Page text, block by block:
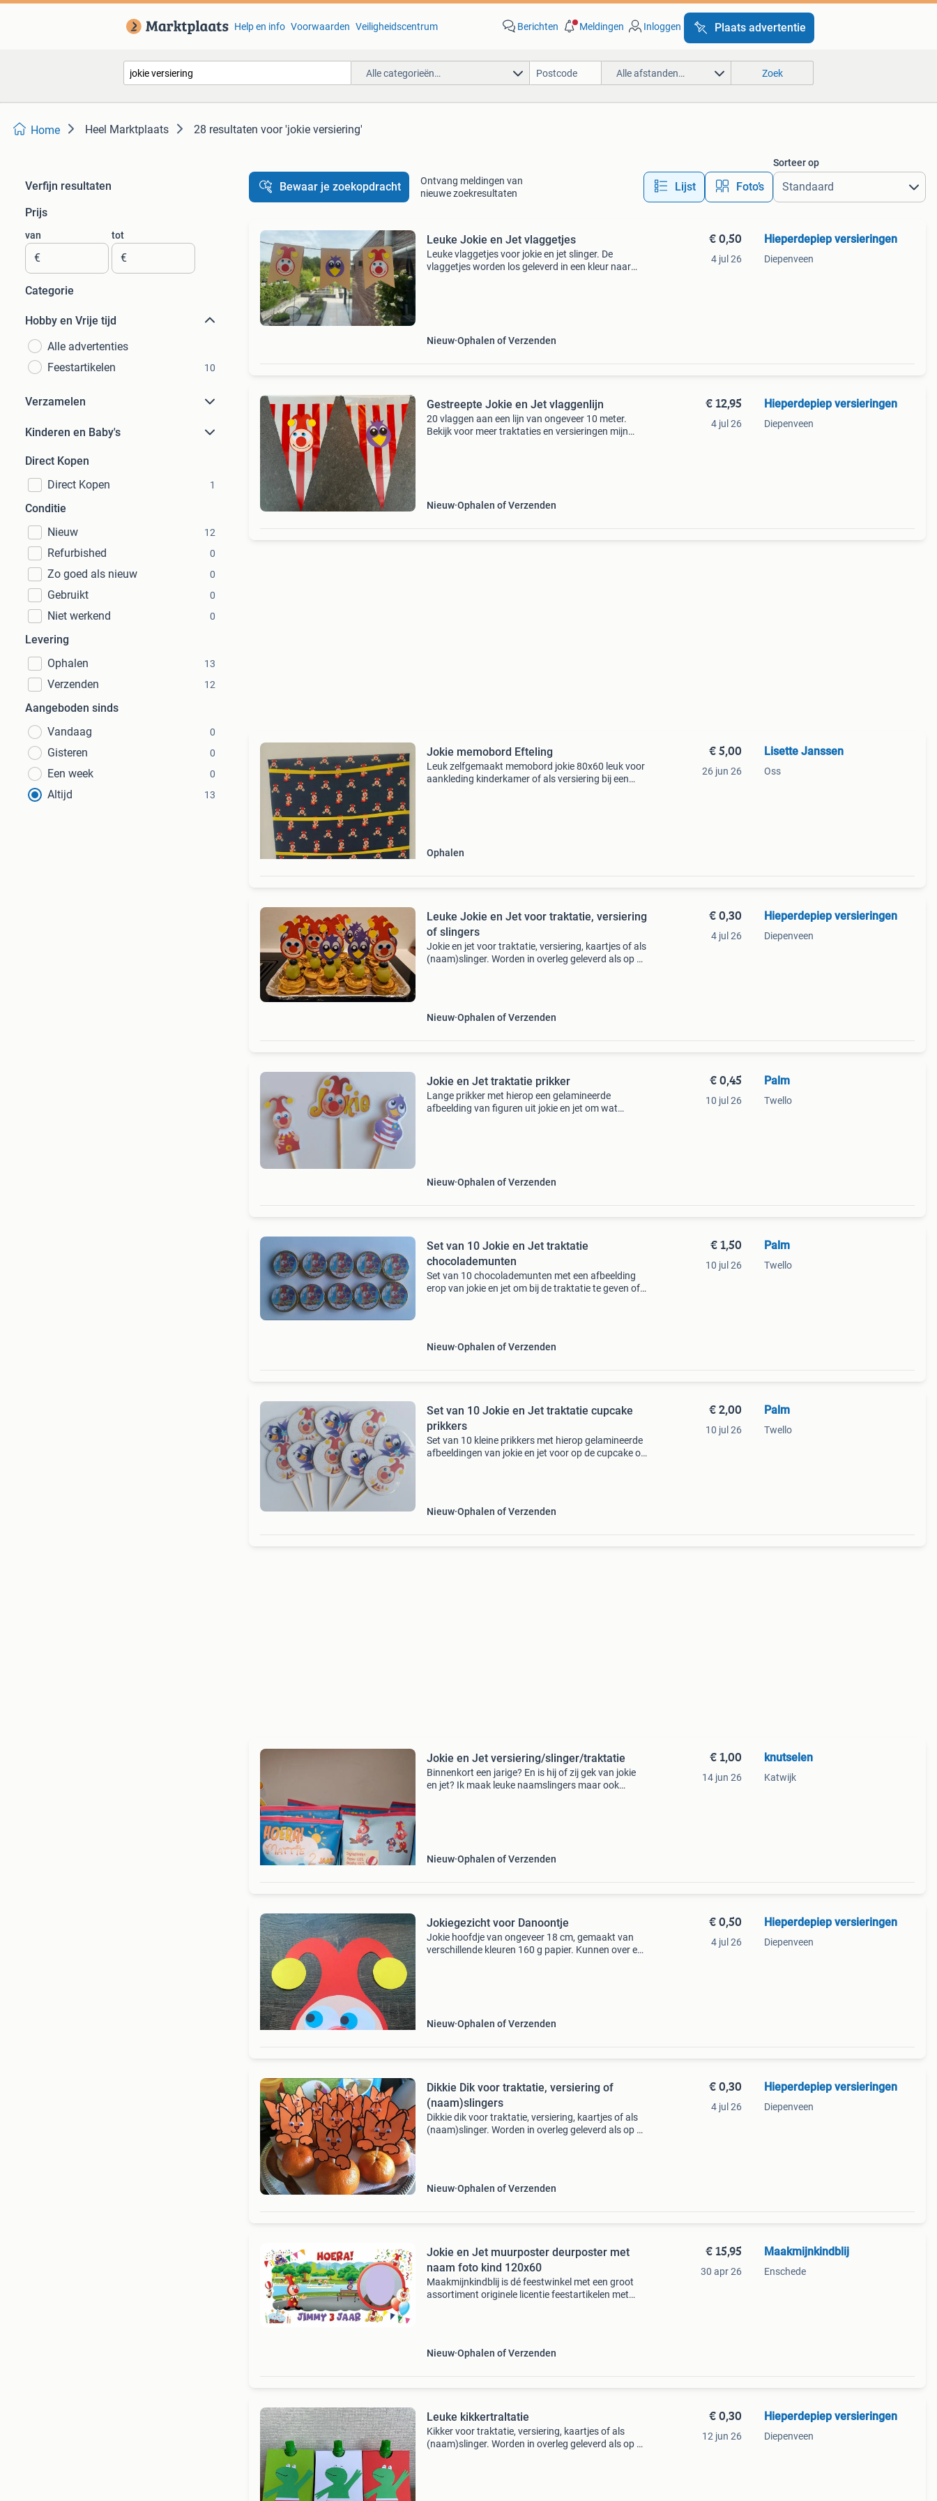
Help en info Voorwaarden Veiligheidscentrum Berichten Meldingen Inloggen Plaats advertentie
Alle categorieën… Alle afstanden… Zoek
Home Heel Marktplaats 28 resultaten voor 'jokie versiering'
Verfijn resultaten
Prijs
van
€
tot
€
Categorie
Hobby en Vrije tijd
Alle advertenties
Feestartikelen
10
Verzamelen
Kinderen en Baby's
Direct Kopen
Direct Kopen
1
Conditie
Nieuw
12
Refurbished 0
Zo goed als nieuw 0
Gebruikt 0
Niet werkend 0
Levering
Ophalen
13
Verzenden 12
Aangeboden sinds
Vandaag
0
Gisteren 0
Een week 0
Altijd 13
Bewaar je zoekopdracht
Ontvang meldingen van
nieuwe zoekresultaten
Lijst Foto’s
Sorteer op
Leuke Jokie en Jet vlaggetjes
Leuke vlaggetjes voor jokie en jet slinger. De
vlaggetjes worden los geleverd in een kleur naar
Nieuw Ophalen of Verzenden
€ 0,50
4 jul 26
Hieperdepiep versieringen
Diepenveen
Gestreepte Jokie en Jet vlaggenlijn
20 vlaggen aan een lijn van ongeveer 10 meter.
Bekijk voor meer traktaties en versieringen mijn
Nieuw Ophalen of Verzenden
€ 12,95
4 jul 26
Hieperdepiep versieringen
Diepenveen
Jokie memobord Efteling
Leuk zelfgemaakt memobord jokie 80x60 leuk voor
aankleding kinderkamer of als versiering bij een
Ophalen
€ 5,00
26 jun 26
Lisette Janssen
Oss
Leuke Jokie en Jet voor traktatie, versiering
of slingers
Jokie en jet voor traktatie, versiering, kaartjes of als
(naam)slinger. Worden in overleg geleverd als op de
Nieuw Ophalen of Verzenden
€ 0,30
4 jul 26
Hieperdepiep versieringen
Diepenveen
Jokie en Jet traktatie prikker
Lange prikker met hierop een gelamineerde
afbeelding van figuren uit jokie en jet om wat
Nieuw Ophalen of Verzenden
€ 0,45
10 jul 26
Palm
Twello
Set van 10 Jokie en Jet traktatie
chocolademunten
Set van 10 chocolademunten met een afbeelding
erop van jokie en jet om bij de traktatie te geven of
Nieuw Ophalen of Verzenden
€ 1,50
10 jul 26
Palm
Twello
Set van 10 Jokie en Jet traktatie cupcake
prikkers
Set van 10 kleine prikkers met hierop gelamineerde
afbeeldingen van jokie en jet voor op de cupcake of
Nieuw Ophalen of Verzenden
€ 2,00
10 jul 26
Palm
Twello
Jokie en Jet versiering/slinger/traktatie
Binnenkort een jarige? En is hij of zij gek van jokie
en jet? Ik maak leuke naamslingers maar ook
Nieuw Ophalen of Verzenden
€ 1,00
14 jun 26
knutselen
Katwijk
Jokiegezicht voor Danoontje
Jokie hoofdje van ongeveer 18 cm, gemaakt van
verschillende kleuren 160 g papier. Kunnen over een
Nieuw Ophalen of Verzenden
€ 0,50
4 jul 26
Hieperdepiep versieringen
Diepenveen
Dikkie Dik voor traktatie, versiering of
(naam)slingers
Dikkie dik voor traktatie, versiering, kaartjes of als
(naam)slinger. Worden in overleg geleverd als op de
Nieuw Ophalen of Verzenden
€ 0,30
4 jul 26
Hieperdepiep versieringen
Diepenveen
Jokie en Jet muurposter deurposter met
naam foto kind 120x60
Maakmijnkindblij is dé feestwinkel met een groot
assortiment originele licentie feestartikelen met
Nieuw Ophalen of Verzenden
€ 15,95
30 apr 26
Maakmijnkindblij
Enschede
Leuke kikkertraltatie
Kikker voor traktatie, versiering, kaartjes of als
(naam)slinger. Worden in overleg geleverd als op de
€ 0,30
12 jun 26
Hieperdepiep versieringen
Diepenveen